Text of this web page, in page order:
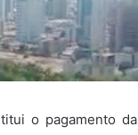
o pagamento da